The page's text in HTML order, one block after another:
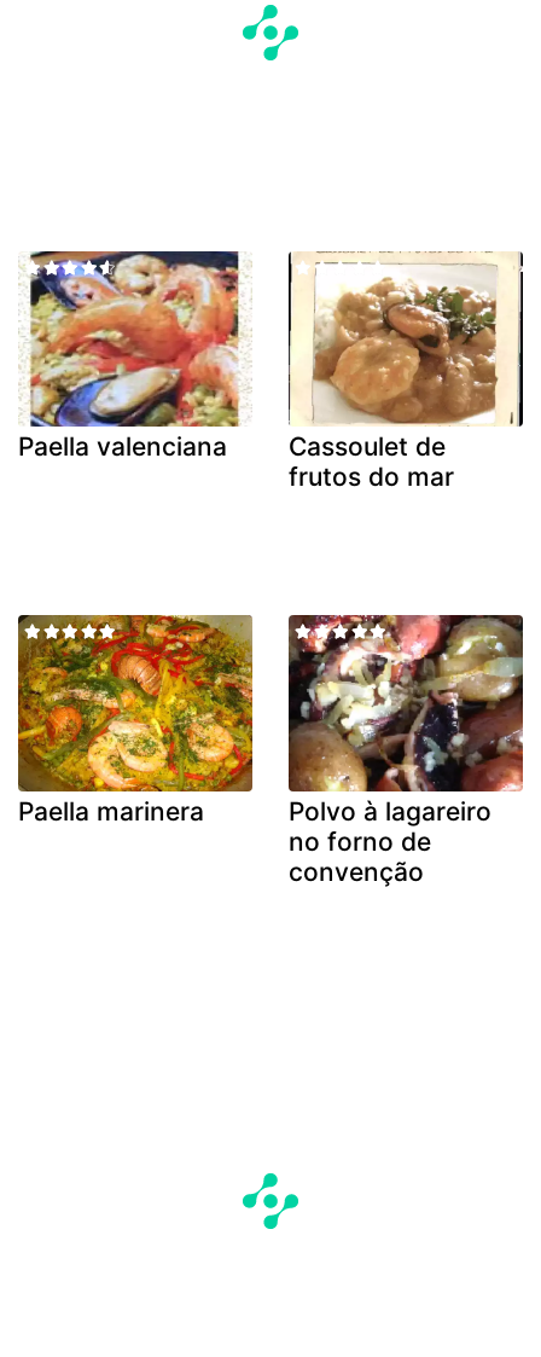
Paella valenciana
Cassoulet de
frutos do mar
Paella marinera
Polvo à lagareiro
no forno de
convenção